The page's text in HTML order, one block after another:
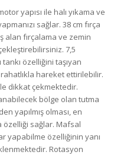
yapısı ile halı yıkama ve
sağlar. 38 cm fırça
alan fırçalama ve zemin
7,5
özelliğini taşıyan
hareket ettirilebilir.
dikkat çekmektedir.
bölge olan tutma
yapılmış olması, en
özelliği sağlar. Mafsal
yapabilme özelliğinin yanı
Rotasyon